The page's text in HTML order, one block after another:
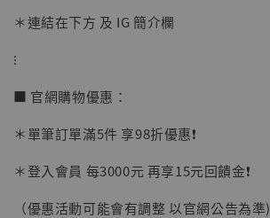
＊連結在下方 及 IG 簡介欄
⁝
■ 官網購物優惠：
＊單筆訂單滿5件 享98折優惠❗️
＊登入會員 每3000元 再享15元回饋金❗️
（優惠活動可能會有調整 以官網公告為準)